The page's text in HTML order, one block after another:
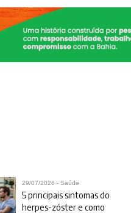
29/07/2026 - Saúde
5 principais sintomas do
herpes-zóster e como